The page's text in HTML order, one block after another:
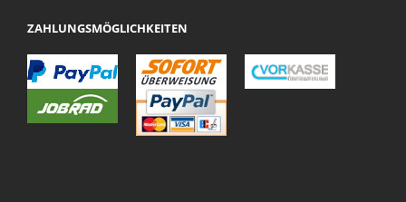
ZAHLUNGSMÖGLICHKEITEN